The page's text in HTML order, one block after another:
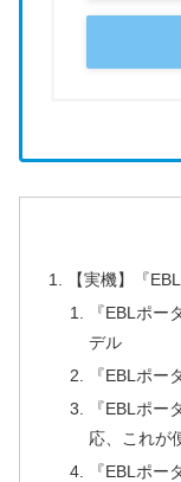
【実機】『
『EBLポ
デル
『EBLポー
『EBLポ
応、これが
『EBLポー